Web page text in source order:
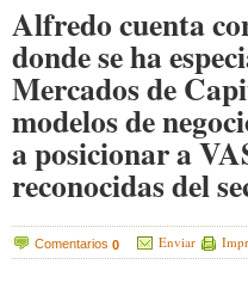
Alfredo cuenta
donde se ha
Mercados de
modelos de
a posicionar a
reconocidas del
Comentarios 0 Enviar